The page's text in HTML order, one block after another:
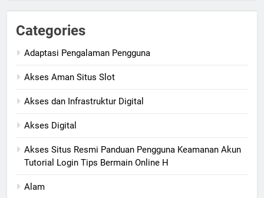
Categories
Adaptasi Pengalaman Pengguna
Akses Aman Situs Slot
Akses dan Infrastruktur Digital
Akses Digital
Akses Situs Resmi Panduan Pengguna Keamanan Akun
Tutorial Login Tips Bermain Online H
Alam